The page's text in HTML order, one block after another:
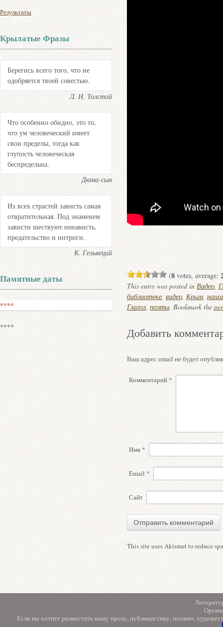
(8votes, average:
This entry was posted in Видео,
библиотеке, видео, Крым,
Глагол, поэты. Bookmark the
Добавить
Ваш адрес email не будет
Комментарий *
Имя *
Email *
Сайт
This site uses Akismet to reduce
Результаты
Крылатые Фразы
Берегись всего того, что не
одобряется твоей совестью.
Л. Н. Толстой
Что особенно обидно, это то,
что ум человеческий имеет
свои пределы, тогда как
глупость человеческая
беспредельна.
Дюма-сын
Из всех страстей зависть самая
отвратительная. Под знаменем
зависти шествуют ненависть,
предательство и интриги.
К. Гельвеций
Памятные даты
****
****
Если вы хотите разместить вашу прозу, публицистику, поэзию,